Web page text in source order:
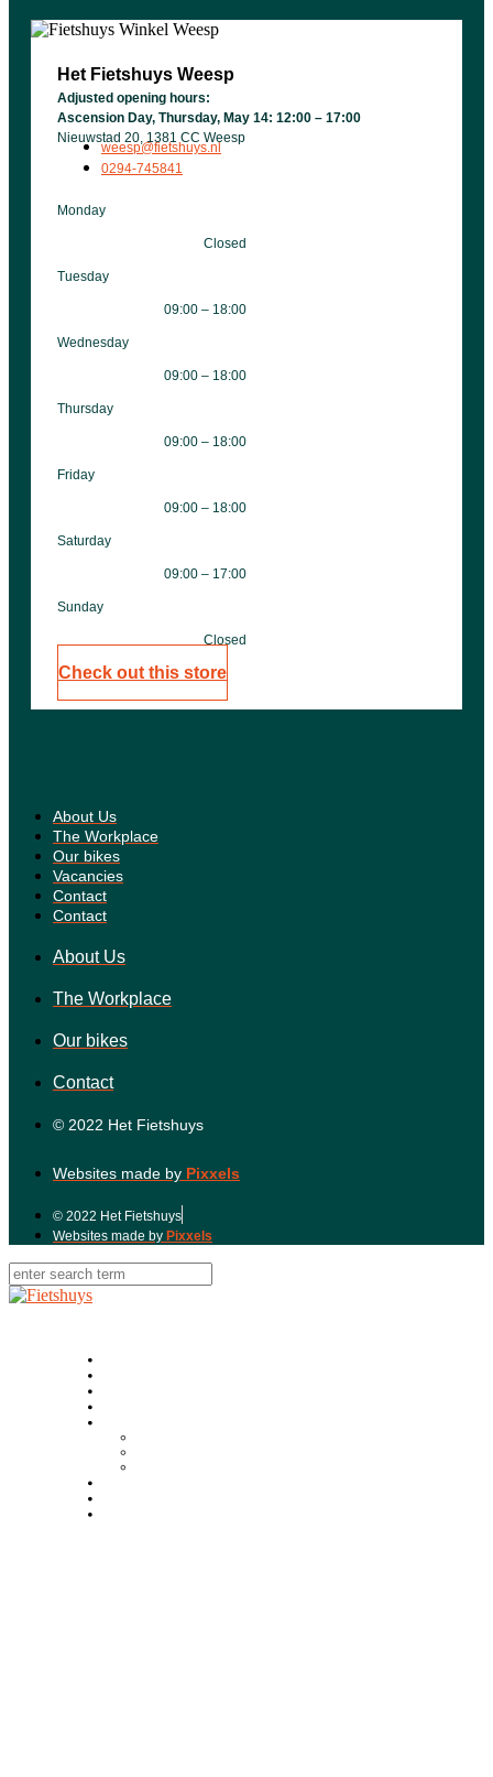
Het Fietshuys Weesp
Adjusted opening hours:
Ascension Day, Thursday, May 14: 12:00 – 17:00
Nieuwstad 20, 1381 CC Weesp
weesp@fietshuys.nl
0294-745841
Monday
Closed
Tuesday
09:00 – 18:00
Wednesday
09:00 – 18:00
Thursday
09:00 – 18:00
Friday
09:00 – 18:00
Saturday
09:00 – 17:00
Sunday
Closed
Check out this store
About Us
The Workplace
Our bikes
Vacancies
Contact
Contact
About Us
The Workplace
Our bikes
Contact
© 2022 Het Fietshuys
Websites made by Pixxels
© 2022 Het Fietshuys
Websites made by Pixxels